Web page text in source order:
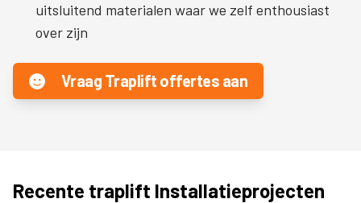
uitsluitend materialen waar we zelf enthousiast
over zijn
Vraag Traplift offertes aan
Recente traplift Installatieprojecten